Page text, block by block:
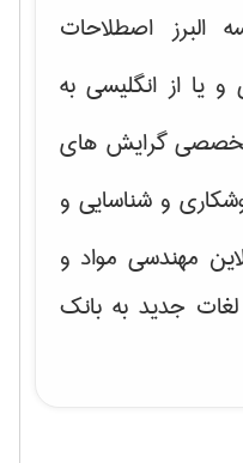
اصطلاحات
یا از انگلیسی به
گرایش های
و شناسایی و
مهندسی مواد و
جدید به بانک